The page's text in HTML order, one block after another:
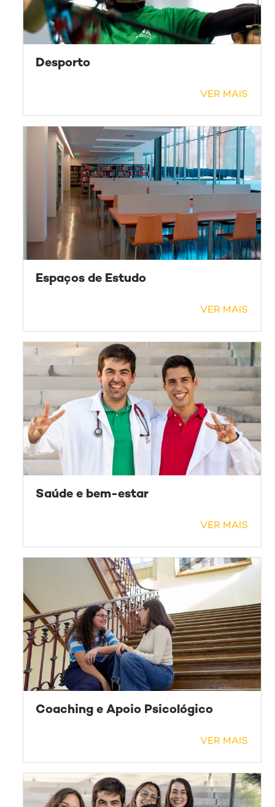
Desporto
VER MAIS
Espaços de Estudo
VER MAIS
Saúde e bem-estar
VER MAIS
Coaching e Apoio Psicológico
VER MAIS